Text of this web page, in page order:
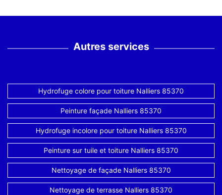
Autres services
Hydrofuge colore pour toiture Nalliers 85370
Peinture façade Nalliers 85370
Hydrofuge incolore pour toiture Nalliers 85370
Peinture sur tuile et toiture Nalliers 85370
Nettoyage de façade Nalliers 85370
Nettoyage de terrasse Nalliers 85370